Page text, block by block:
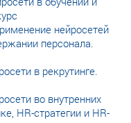
нейросетей
персонала.
в рекрутинге.
во внутренних
HR-стратегии и HR-